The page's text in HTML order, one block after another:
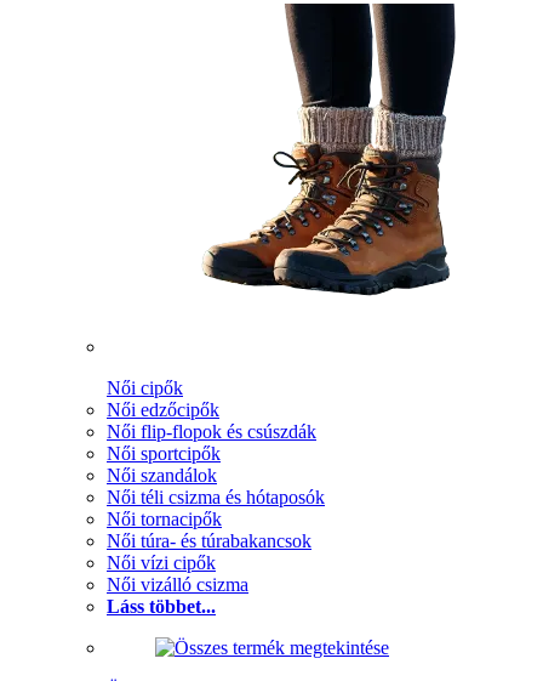
Női cipők
Női edzőcipők
Női flip-flopok és csúszdák
Női sportcipők
Női szandálok
Női téli csizma és hótaposók
Női tornacipők
Női túra- és túrabakancsok
Női vízi cipők
Női vizálló csizma
Láss többet...